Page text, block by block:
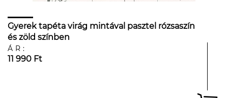
Gyerek tapéta virág mintával pasztel rózsaszín
és zöld színben
ÁR:
11 990 Ft